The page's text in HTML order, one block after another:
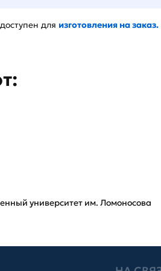
для изготовления на заказ.
университет им. Ломоносова